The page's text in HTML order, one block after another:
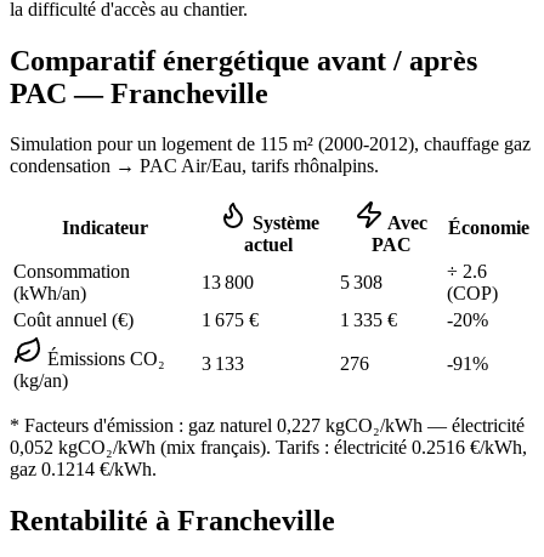
la difficulté d'accès au chantier.
Comparatif énergétique avant / après
PAC —Francheville
Simulation pour un logement de 115 m² (2000-2012), chauffage gaz
condensation → PAC Air/Eau, tarifs rhônalpins.
Indicateur
Système
actuel
Avec
PAC
Économie
Consommation
(kWh/an)
13 800 5 308
÷ 2.6
(COP)
Coût annuel (€)
1 675 € 1 335 € -20%
Émissions CO₂
(kg/an)
3 133 276 -91%
* Facteurs d'émission : gaz naturel 0,227 kgCO₂/kWh — électricité
0,052 kgCO₂/kWh (mix français). Tarifs : électricité 0.2516 €/kWh,
gaz 0.1214 €/kWh.
Rentabilité à Francheville